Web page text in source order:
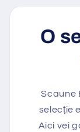
O
Scaune
selecție
Aici vei